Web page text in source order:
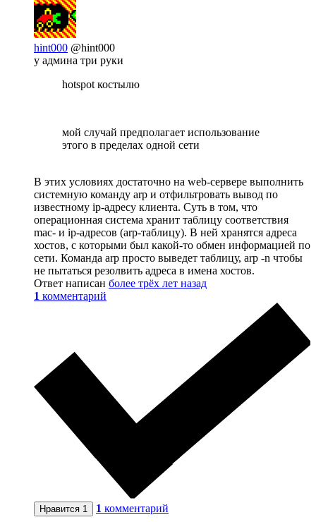
hint000 @hint000
у админа три руки
hotspot костылю
мой случай предполагает использование
этого в пределах одной сети
В этих условиях достаточно на web-сервере выполнить
системную команду arp и отфильтровать вывод по
известному ip-адресу клиента. Суть в том, что
операционная система хранит таблицу соответствия
mac- и ip-адресов (arp-таблицу). В ней хранятся адреса
хостов, с которыми был какой-то обмен информацией по
сети. Команда arp просто выведет таблицу, arp -n чтобы
не пытаться резолвить адреса в имена хостов.
Ответ написан более трёх лет назад
1 комментарий
Нравится 1 1 комментарий